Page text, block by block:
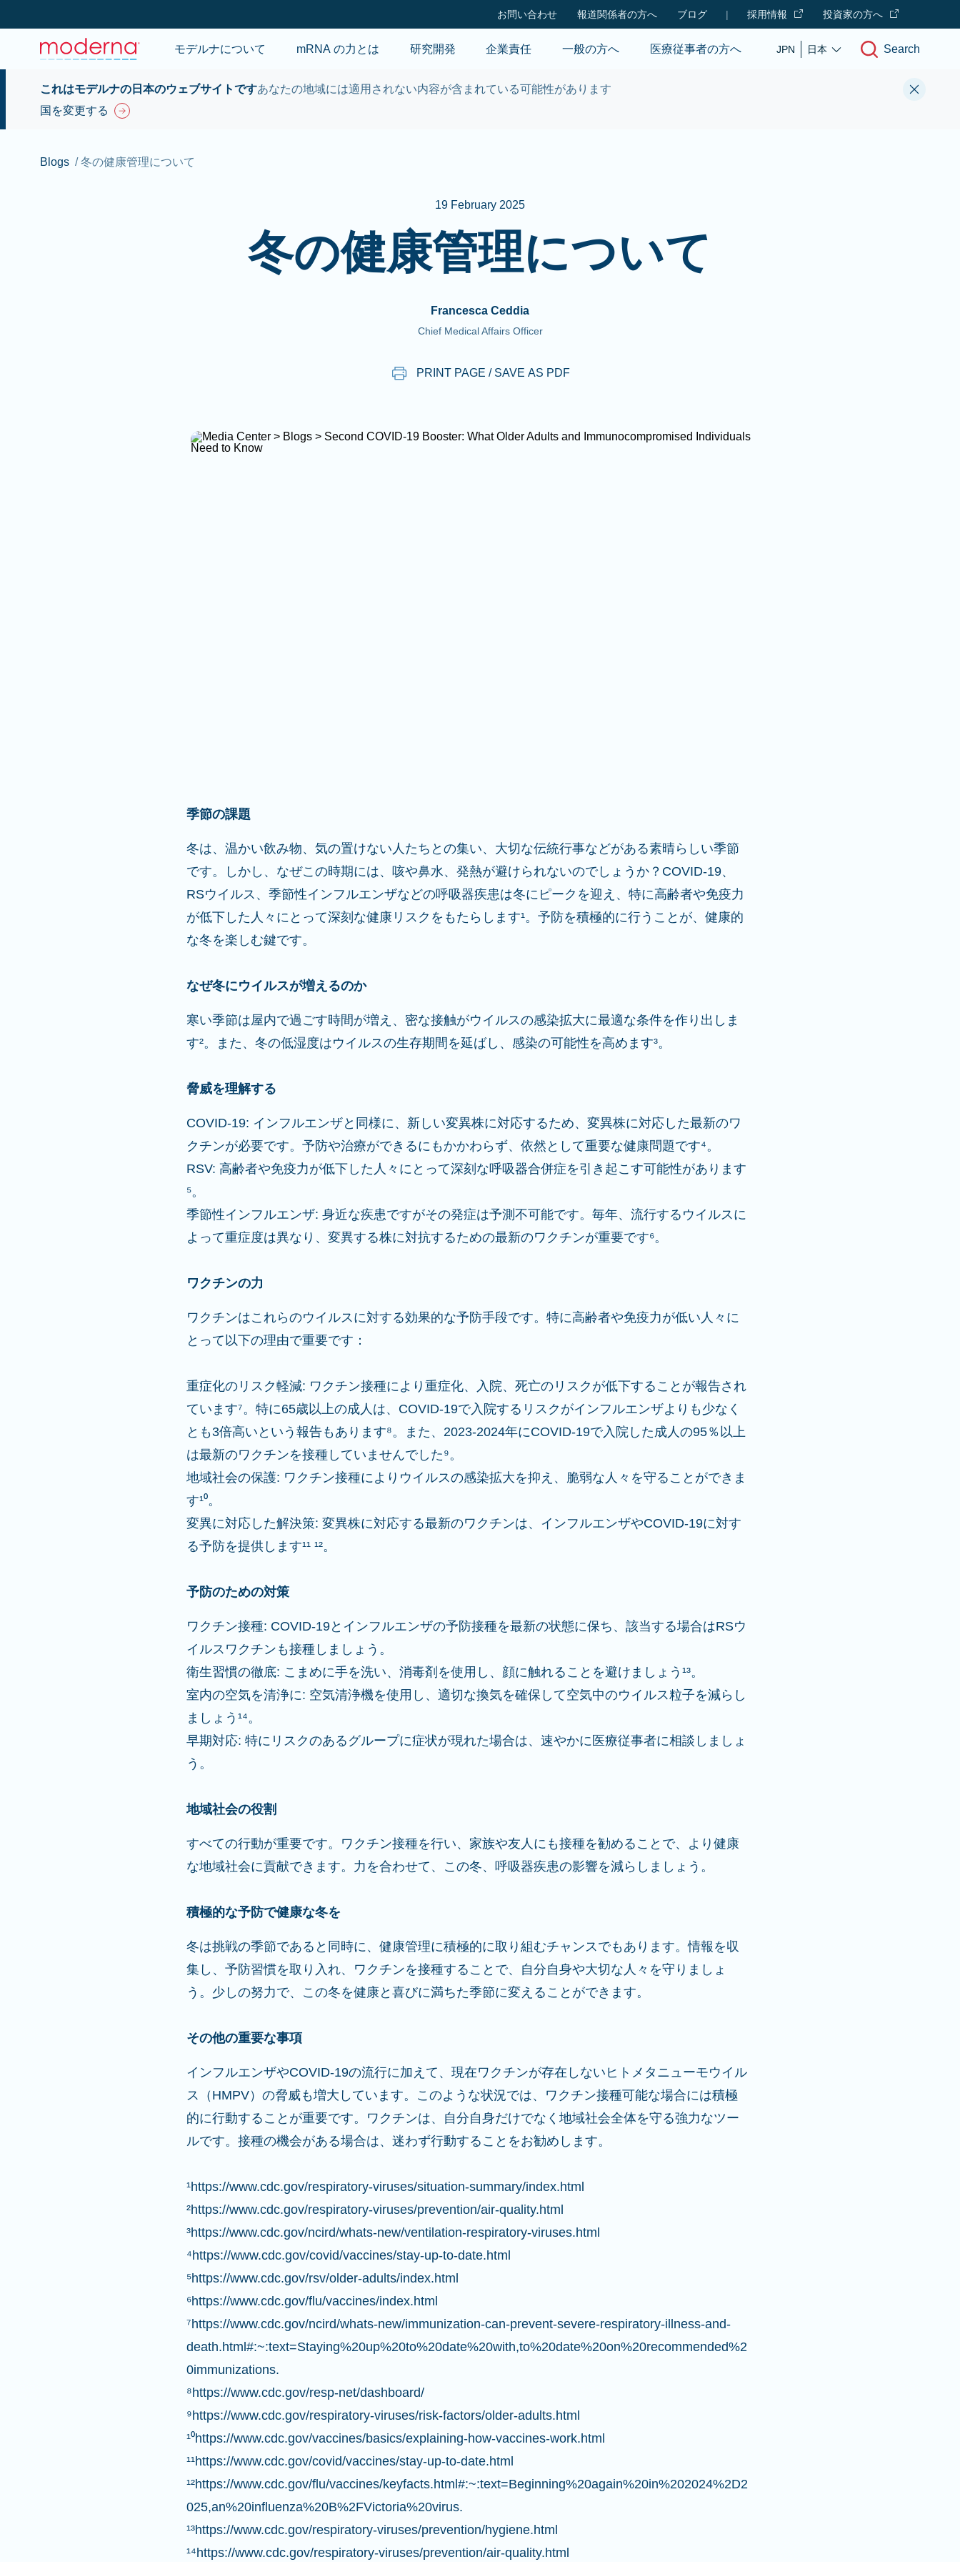
Skip to main content
お問い合わせ 報道関係者の方へ ブログ | 採用情報 投資家の方へ
モデルナについて mRNA の力とは 研究開発 企業責任 一般の方へ 医療従事者の方へ JPN 日本 Search
これはモデルナの日本のウェブサイトですあなたの地域には適用されない内容が含まれている可能性があります
国を変更する
Blogs /冬の健康管理について
19 February 2025
冬の健康管理について
Francesca Ceddia
Chief Medical Affairs Officer
PRINT PAGE / SAVE AS PDF
季節の課題
冬は、温かい飲み物、気の置けない人たちとの集い、大切な伝統行事などがある素晴らしい季節
です。しかし、なぜこの時期には、咳や鼻水、発熱が避けられないのでしょうか？COVID-19、
RSウイルス、季節性インフルエンザなどの呼吸器疾患は冬にピークを迎え、特に高齢者や免疫力
が低下した人々にとって深刻な健康リスクをもたらします¹。予防を積極的に行うことが、健康的
な冬を楽しむ鍵です。
なぜ冬にウイルスが増えるのか
寒い季節は屋内で過ごす時間が増え、密な接触がウイルスの感染拡大に最適な条件を作り出しま
す²。また、冬の低湿度はウイルスの生存期間を延ばし、感染の可能性を高めます³。
脅威を理解する
COVID-19: インフルエンザと同様に、新しい変異株に対応するため、変異株に対応した最新のワ
クチンが必要です。予防や治療ができるにもかかわらず、依然として重要な健康問題です⁴。
RSV: 高齢者や免疫力が低下した人々にとって深刻な呼吸器合併症を引き起こす可能性があります
⁵。
季節性インフルエンザ: 身近な疾患ですがその発症は予測不可能です。毎年、流行するウイルスに
よって重症度は異なり、変異する株に対抗するための最新のワクチンが重要です⁶。
ワクチンの力
ワクチンはこれらのウイルスに対する効果的な予防手段です。特に高齢者や免疫力が低い人々に
とって以下の理由で重要です：
重症化のリスク軽減: ワクチン接種により重症化、入院、死亡のリスクが低下することが報告され
ています⁷。特に65歳以上の成人は、COVID-19で入院するリスクがインフルエンザよりも少なく
とも3倍高いという報告もあります⁸。また、2023-2024年にCOVID-19で入院した成人の95％以上
は最新のワクチンを接種していませんでした⁹。
地域社会の保護: ワクチン接種によりウイルスの感染拡大を抑え、脆弱な人々を守ることができま
す¹⁰。
変異に対応した解決策: 変異株に対応する最新のワクチンは、インフルエンザやCOVID-19に対す
る予防を提供します¹¹ ¹²。
予防のための対策
ワクチン接種: COVID-19とインフルエンザの予防接種を最新の状態に保ち、該当する場合はRSウ
イルスワクチンも接種しましょう。
衛生習慣の徹底: こまめに手を洗い、消毒剤を使用し、顔に触れることを避けましょう¹³。
室内の空気を清浄に: 空気清浄機を使用し、適切な換気を確保して空気中のウイルス粒子を減らし
ましょう¹⁴。
早期対応: 特にリスクのあるグループに症状が現れた場合は、速やかに医療従事者に相談しましょ
う。
地域社会の役割
すべての行動が重要です。ワクチン接種を行い、家族や友人にも接種を勧めることで、より健康
な地域社会に貢献できます。力を合わせて、この冬、呼吸器疾患の影響を減らしましょう。
積極的な予防で健康な冬を
冬は挑戦の季節であると同時に、健康管理に積極的に取り組むチャンスでもあります。情報を収
集し、予防習慣を取り入れ、ワクチンを接種することで、自分自身や大切な人々を守りましょ
う。少しの努力で、この冬を健康と喜びに満ちた季節に変えることができます。
その他の重要な事項
インフルエンザやCOVID-19の流行に加えて、現在ワクチンが存在しないヒトメタニューモウイル
ス（HMPV）の脅威も増大しています。このような状況では、ワクチン接種可能な場合には積極
的に行動することが重要です。ワクチンは、自分自身だけでなく地域社会全体を守る強力なツー
ルです。接種の機会がある場合は、迷わず行動することをお勧めします。
¹https://www.cdc.gov/respiratory-viruses/situation-summary/index.html
²https://www.cdc.gov/respiratory-viruses/prevention/air-quality.html
³https://www.cdc.gov/ncird/whats-new/ventilation-respiratory-viruses.html
⁴https://www.cdc.gov/covid/vaccines/stay-up-to-date.html
⁵https://www.cdc.gov/rsv/older-adults/index.html
⁶https://www.cdc.gov/flu/vaccines/index.html
⁷https://www.cdc.gov/ncird/whats-new/immunization-can-prevent-severe-respiratory-illness-and-
death.html#:~:text=Staying%20up%20to%20date%20with,to%20date%20on%20recommended%2
0immunizations.
⁸https://www.cdc.gov/resp-net/dashboard/
⁹https://www.cdc.gov/respiratory-viruses/risk-factors/older-adults.html
¹⁰https://www.cdc.gov/vaccines/basics/explaining-how-vaccines-work.html
¹¹https://www.cdc.gov/covid/vaccines/stay-up-to-date.html
¹²https://www.cdc.gov/flu/vaccines/keyfacts.html#:~:text=Beginning%20again%20in%202024%2D2
025,an%20influenza%20B%2FVictoria%20virus.
¹³https://www.cdc.gov/respiratory-viruses/prevention/hygiene.html
¹⁴https://www.cdc.gov/respiratory-viruses/prevention/air-quality.html